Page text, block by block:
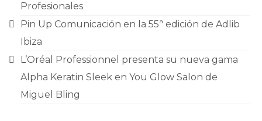
Profesionales
Pin Up Comunicación en la 55ª edición de Adlib
Ibiza
L’Oréal Professionnel presenta su nueva gama
Alpha Keratin Sleek en You Glow Salon de
Miguel Bling